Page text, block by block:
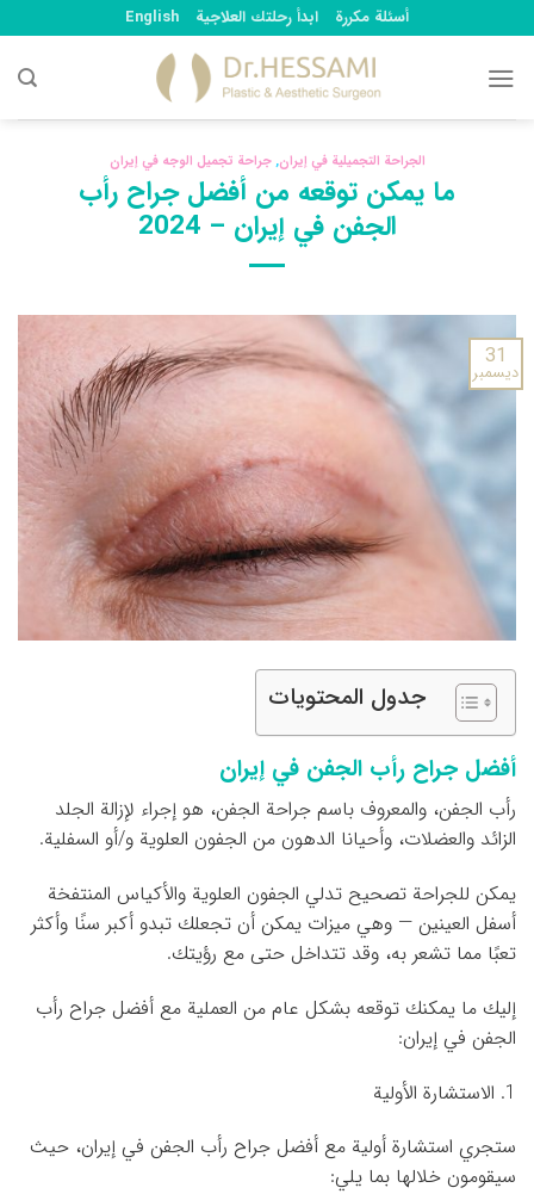
to
content
أسئلة مكررة ابدأ رحلتك العلاجية English
الجراحة التجميلية في إيران,جراحة تجميل الوجه في إيران
ما يمكن توقعه من أفضل جراح رأب
الجفن في إيران – 2024
31
ديسمبر
جدول المحتويات
أفضل جراح رأب الجفن في إيران
رأب الجفن، والمعروف باسم جراحة الجفن، هو إجراء لإزالة الجلد
الزائد والعضلات، وأحيانا الدهون من الجفون العلوية و/أو السفلية.
يمكن للجراحة تصحيح تدلي الجفون العلوية والأكياس المنتفخة
أسفل العينين — وهي ميزات يمكن أن تجعلك تبدو أكبر سنًا وأكثر
تعبًا مما تشعر به، وقد تتداخل حتى مع رؤيتك.
إليك ما يمكنك توقعه بشكل عام من العملية مع أفضل جراح رأب
الجفن في إيران:
1. الاستشارة الأولية
ستجري استشارة أولية مع أفضل جراح رأب الجفن في إيران، حيث
سيقومون خلالها بما يلي: